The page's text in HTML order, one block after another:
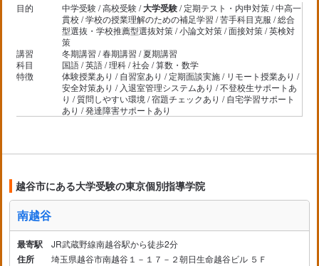
目的 中学受験 / 高校受験 /大学受験/ 定期テスト・内申対策 / 中高一
貫校 / 学校の授業理解のための補足学習 / 苦手科目克服 / 総合
型選抜・学校推薦型選抜対策 / 小論文対策 / 面接対策 / 英検対
策
講習
冬期講習 / 春期講習 / 夏期講習
科目
国語 / 英語 / 理科 / 社会 / 算数・数学
特徴
体験授業あり / 自習室あり / 定期面談実施 / リモート授業あり /
安全対策あり / 入退室管理システムあり / 不登校生サポートあ
り / 質問しやすい環境 / 宿題チェックあり / 自宅学習サポート
あり / 発達障害サポートあり
越谷市にある大学受験の東京個別指導学院
南越谷
最寄駅 JR武蔵野線南越谷駅から徒歩2分
住所 埼玉県越谷市南越谷１－１７－２朝日生命越谷ビル ５Ｆ